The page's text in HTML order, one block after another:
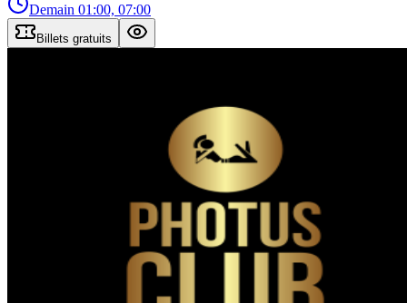
Demain 01:00, 07:00
Billets gratuits